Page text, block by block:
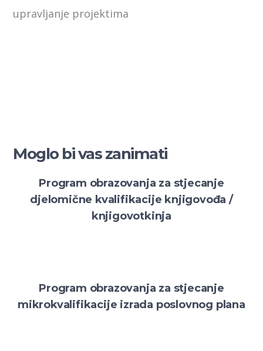
upravljanje projektima
Moglo bi vas zanimati
Program obrazovanja za stjecanje
djelomične kvalifikacije knjigovođa /
knjigovotkinja
Program obrazovanja za stjecanje
mikrokvalifikacije izrada poslovnog plana